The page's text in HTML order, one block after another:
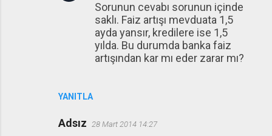
YANITLA
Sorunun cevabı sorunun içinde
saklı. Faiz artışı mevduata 1,5
ayda yansır, kredilere ise 1,5
yılda. Bu durumda banka faiz
artışından kar mı eder zarar mı?
Adsız 28 Mart 2014 14:27